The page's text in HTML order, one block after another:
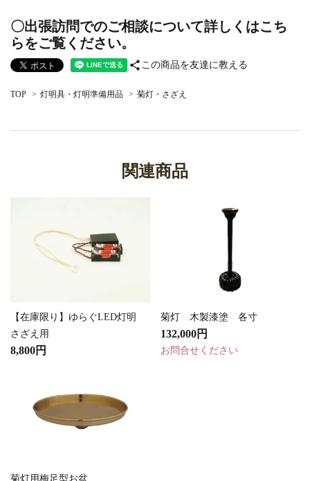
〇出張訪問でのご相談について詳しくはこち
らをご覧ください。
share この商品を友達に教える
TOP > 灯明具・灯明準備用品 > 菊灯・さざえ
関連商品
【在庫限り】ゆらぐLED灯明
さざえ用
8,800円
菊灯 木製漆塗 各寸
132,000円
お問合せください
菊灯用梅足型お盆